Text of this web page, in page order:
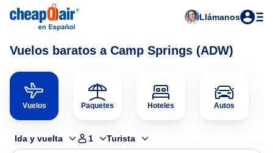
Llámanos
Vuelos baratos a Camp Springs (ADW)
Vuelos Paquetes Hoteles Autos
Ida y vuelta 1 Turista